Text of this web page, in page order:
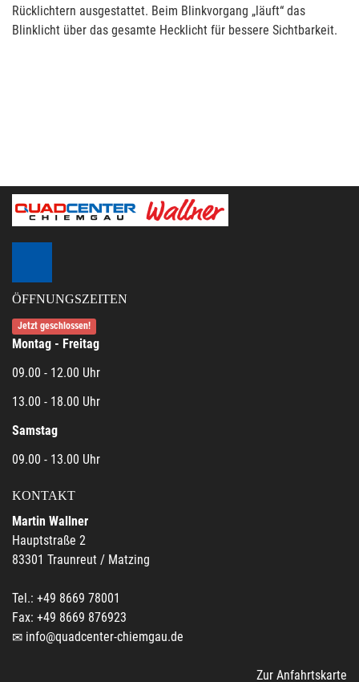
Rücklichtern ausgestattet. Beim Blinkvorgang „läuft“ das
Blinklicht über das gesamte Hecklicht für bessere Sichtbarkeit.
ÖFFNUNGSZEITEN
Jetzt geschlossen!
Montag - Freitag
09.00 - 12.00 Uhr
13.00 - 18.00 Uhr
Samstag
09.00 - 13.00 Uhr
KONTAKT
Martin Wallner
Hauptstraße 2
83301 Traunreut / Matzing
Tel.: +49 8669 78001
Fax: +49 8669 876923
info@quadcenter-chiemgau.de
Zur Anfahrtskarte